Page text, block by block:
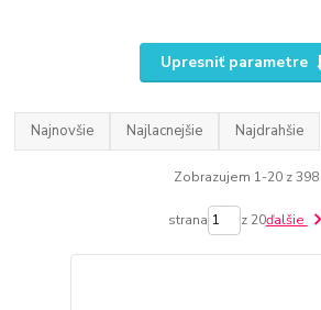
Upresniť parametre
Najnovšie Najlacnejšie Najdrahšie
Zobrazujem 1-20 z 398
strana z 20ďalšie